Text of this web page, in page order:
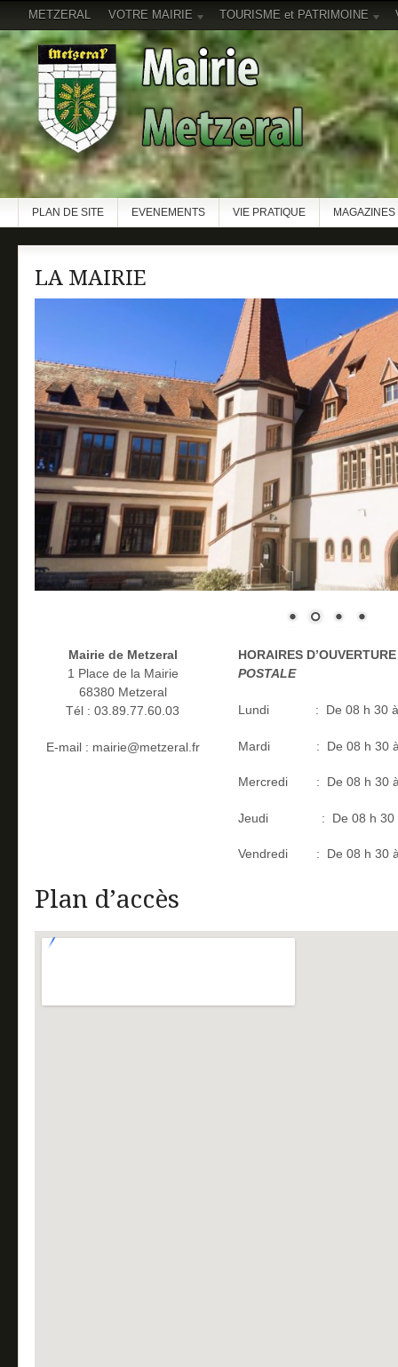
METZERAL VOTRE MAIRIE TOURISME et PATRIMOINE
PLAN DE SITE EVENEMENTS VIE PRATIQUE
LA MAIRIE
Mairie de Metzeral
1 Place de la Mairie
68380 Metzeral
Tél : 03.89.77.60.03
E-mail : mairie@metzeral.fr
HORAIRES
POSTALE
Lundi : De 08 h 30 à 12
Mardi : De 08 h 30 à 12
Mercredi : De 08 h 30 à
Jeudi : De 08 h 30 à
Vendredi : De 08 h 30 à
Plan d’accès